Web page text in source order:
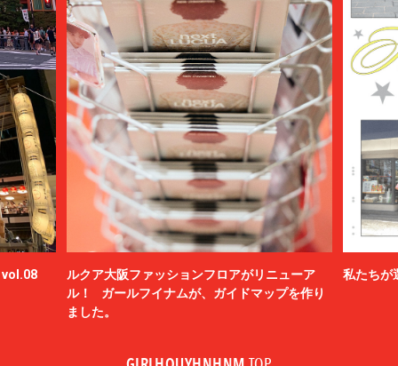
vol.08
ルクア大阪ファッションフロアがリニューア
ル！ ガールフイナムが、ガイドマップを作り
ました。
私たちが